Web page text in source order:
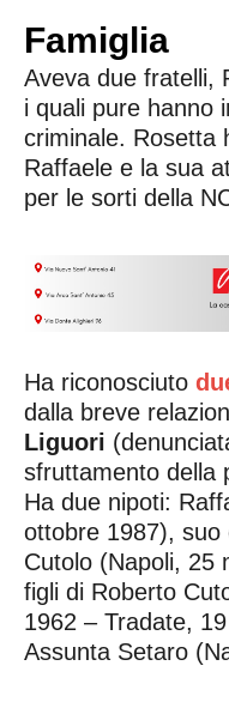
Famiglia
Aveva due fratelli,
i quali pure hanno
criminale. Rosetta
Raffaele e la sua
per le sorti della
Ha riconosciuto
dalla breve
Liguori
sfruttamento della
Ha due nipoti:
ottobre 1987),
Cutolo (Napoli, 25
figli di Roberto
1962 – Tradate,
Assunta Setaro